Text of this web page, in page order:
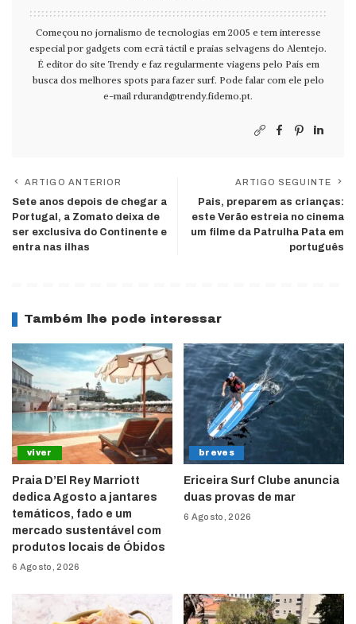
Começou no jornalismo de tecnologias em 2005 e tem interesse
especial por gadgets com ecrã táctil e praias selvagens do Alentejo.
É editor do site Trendy e faz regularmente viagens pelo País em
busca dos melhores spots para fazer surf. Pode falar com ele pelo
e-mail rdurand@trendy.fidemo.pt.
ARTIGO ANTERIOR
Sete anos depois de chegar a
Portugal, a Zomato deixa de
ser exclusiva do Continente e
entra nas ilhas
ARTIGO SEGUINTE
Pais, preparem as crianças:
este Verão estreia no cinema
um filme da Patrulha Pata em
português
Também lhe pode interessar
viver
Praia D’El Rey Marriott
dedica Agosto a jantares
temáticos, fado e um
mercado sustentável com
produtos locais de Óbidos
6 Agosto, 2026
breves
Ericeira Surf Clube anuncia
duas provas de mar
6 Agosto, 2026